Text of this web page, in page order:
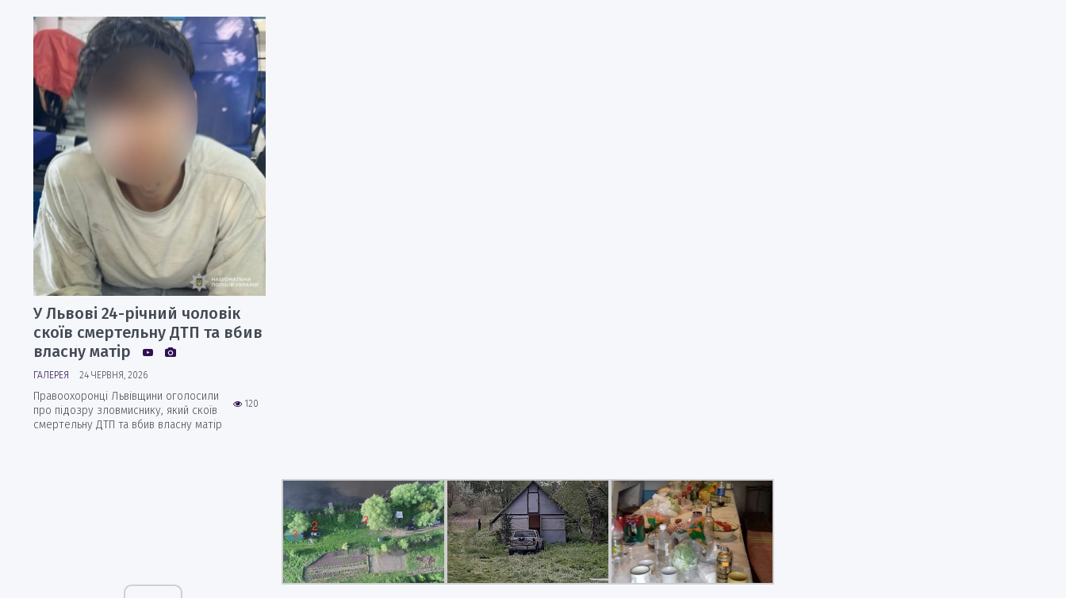
У Львові 24-річний чоловік
скоїв смертельну ДТП та вбив
власну матір
ГАЛЕРЕЯ 24 ЧЕРВНЯ, 2026
120
Правоохоронці Львівщини оголосили
про підозру зловмиснику, який скоїв
смертельну ДТП та вбив власну матір